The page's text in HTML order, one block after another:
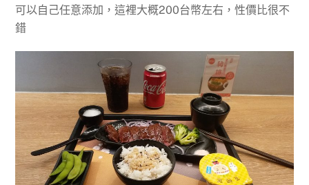
可以自己任意添加，這裡大概200台幣左右，性價比很不
錯